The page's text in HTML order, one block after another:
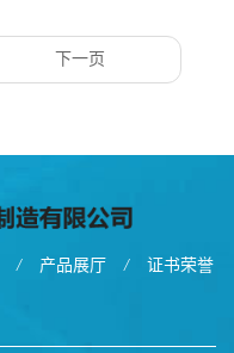
下一页
/ 产品展厅 / 证书荣誉